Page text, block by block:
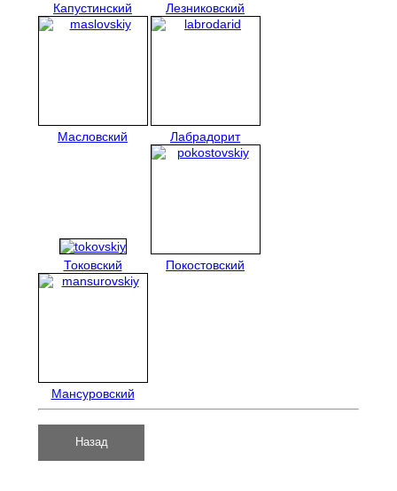
Капустинский Лезниковский
Масловский Лабрадорит
Токовский Покостовский
Мансуровский